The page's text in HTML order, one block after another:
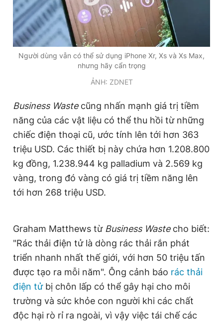
Theo dõi báo trên
Hotline
0906 645 777
Liên hệ quảng cáo
0908 780 404
RSS Tòa soạn
Phó tổng biên tập thường trực: Hải Thành
Phó tổng biên tập: Lâm Hiếu Dũng
Phó tổng biên tập: Trần Việt Hưng
Tổng thư ký tòa soạn: Đức Trung
Giấy phép xuất bản số 110/GP - BTTTT cấp ngày 24.3.2020
© 2003-2026 Bản quyền thuộc về Báo Thanh Niên. Cấm sao
chép dưới mọi hình thức nếu không có sự chấp thuận bằng văn
bản. Phát triển bởi ePi Technologies, JSC.
Người dùng vẫn có thể sử dụng iPhone Xr, Xs và Xs Max,
nhưng hãy cẩn trọng
ẢNH: ZDNET
Business Wastecũng nhấn mạnh giá trị tiềm
năng của các vật liệu có thể thu hồi từ những
chiếc điện thoại cũ, ước tính lên tới hơn 363
triệu USD. Các thiết bị này chứa hơn 1.208.800
kg đồng, 1.238.944 kg palladium và 2.569 kg
vàng, trong đó vàng có giá trị tiềm năng lên
tới hơn 268 triệu USD.
Graham Matthews từ Business Wastecho biết:
"Rác thải điện tử là dòng rác thải rắn phát
triển nhanh nhất thế giới, với hơn 50 triệu tấn
được tạo ra mỗi năm". Ông cảnh báo rác thải
điện tửbị chôn lấp có thể gây hại cho môi
trường và sức khỏe con người khi các chất
độc hại rò rỉ ra ngoài, vì vậy việc tái chế các